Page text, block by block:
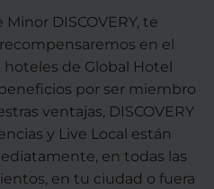
DISCOVERY, te
en el
de Global Hotel
por ser miembro
ventajas, DISCOVERY
y Live Local están
en todas las
en tu ciudad o fuera